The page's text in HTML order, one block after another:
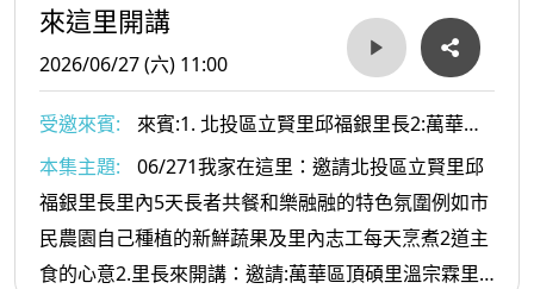
來這里開講
2026/06/27 (六) 11:00
受邀來賓:
來賓:1. 北投區立賢里邱福銀里長2:萬華區
頂碩里溫宗霖里長
本集主題:
06/271我家在這里：邀請北投區立賢里邱
福銀里長里內5天長者共餐和樂融融的特色氛圍例如市
民農園自己種植的新鮮蔬果及里內志工每天烹煮2道主
食的心意2.里長來開講：邀請:萬華區頂碩里溫宗霖里